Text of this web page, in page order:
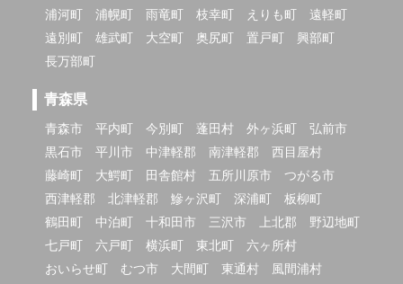
浦河町
浦幌町 雨竜町 枝幸町 えりも町
遠軽町
遠別町
雄武町 大空町 奥尻町 置戸町
興部町
長万部町
青森県
青森市 平内町 今別町 蓬田村 外ヶ浜町
弘前市
黒石市
平川市 中津軽郡 南津軽郡
西目屋村
藤崎町
大鰐町 田舎館村 五所川原市
つがる市
西津軽郡
北津軽郡 鰺ヶ沢町 深浦町
板柳町
鶴田町
中泊町 十和田市 三沢市 上北郡
野辺地町
七戸町
六戸町 横浜町 東北町
六ヶ所村
おいらせ町
むつ市 大間町 東通村
風間浦村